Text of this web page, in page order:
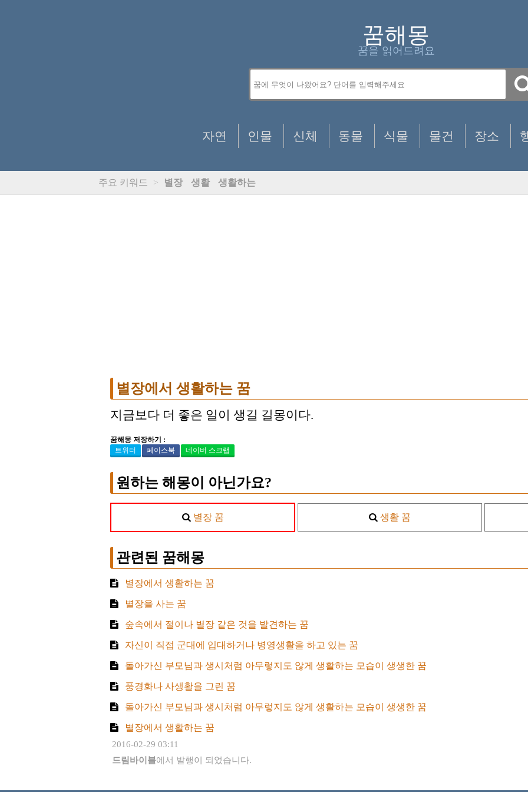
꿈해몽
꿈을 읽어드려요
자연 인물 신체 동물 식물 물건 장소
주요 키워드 > 별장 생활 생활하는
별장에서 생활하는 꿈
지금보다 더 좋은 일이 생길 길몽이다.
꿈해몽 저장하기 :
트위터
페이스북 네이버 스크랩
원하는 해몽이 아닌가요?
별장 꿈 생활 꿈
관련된 꿈해몽
별장에서 생활하는 꿈
별장을 사는 꿈
숲속에서 절이나 별장 같은 것을 발견하는 꿈
자신이 직접 군대에 입대하거나 병영생활을 하고 있는 꿈
돌아가신 부모님과 생시처럼 아무렇지도 않게 생활하는 모습이 생생한 꿈
풍경화나 사생활을 그린 꿈
돌아가신 부모님과 생시처럼 아무렇지도 않게 생활하는 모습이 생생한 꿈
별장에서 생활하는 꿈
2016-02-29 03:11
드림바이블에서 발행이 되었습니다.